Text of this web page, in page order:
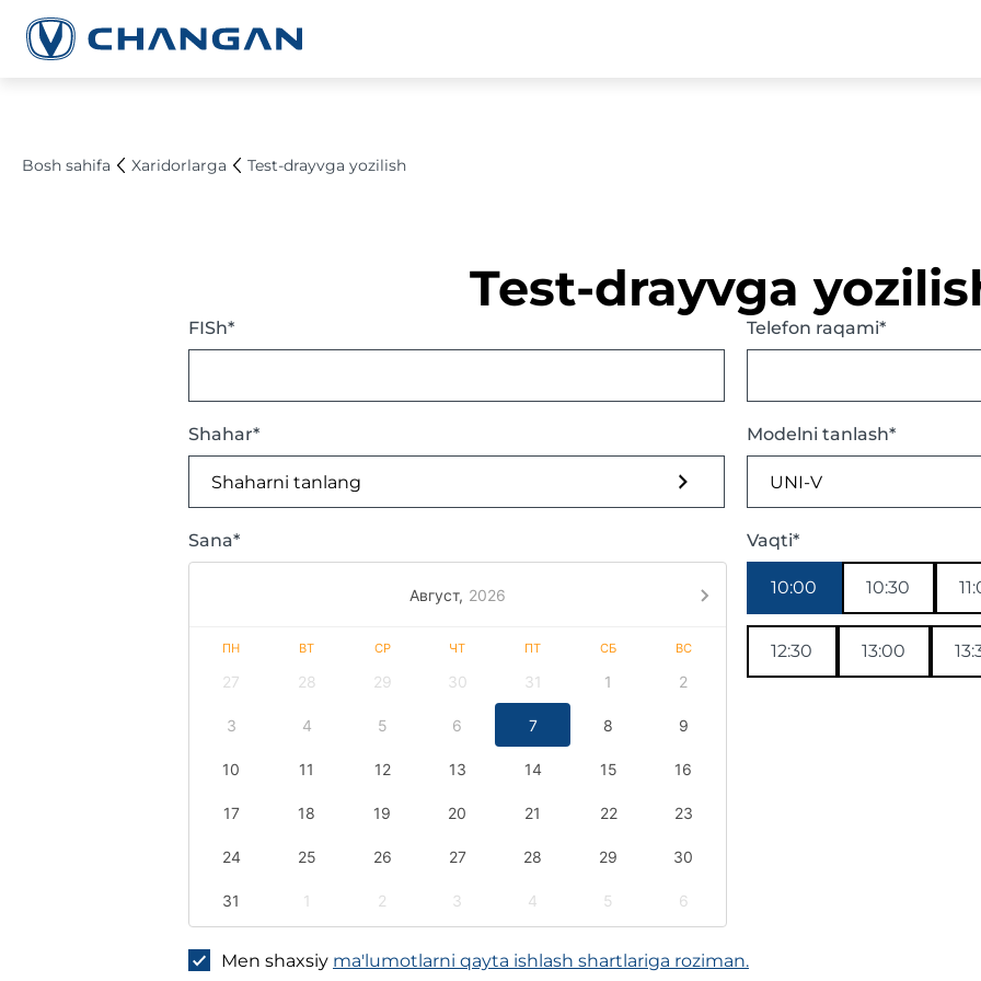
Bosh sahifa Xaridorlarga Test-drayvga yozilish
Test-drayvga
FISh* Telefon raqami*
Shahar*
Shaharni tanlang
Modelni tanlash*
UNI-V
Sana*
Август, 2026
ПН ВТ СР ЧТ ПТ СБ ВС
27 28 29 30 31 1 2
3 4 5 6 7 8 9
10 11 12 13 14 15 16
17 18 19 20 21 22 23
24 25 26 27 28 29 30
31 1 2 3 4 5 6
Vaqti*
10:00 10:30
12:30 13:00
Men shaxsiy ma'lumotlarni qayta ishlash shartlariga roziman.